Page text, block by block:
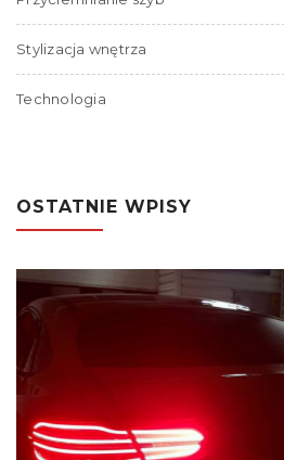
Stylizacja wnętrza
Technologia
OSTATNIE WPISY